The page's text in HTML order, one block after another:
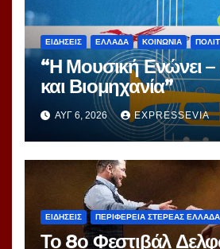
ΕΙΔΗΣΕΙΣ ΕΛΛΑΔΑ ΚΟΙΝΩΝΙΑ
“Η Μουσική Ενώνει
και Βιομηχανία”
ΑΥΓ 6, 2026 EXPRESSEVIA
ΕΙΔΗΣΕΙΣ ΠΕΡΙΦΕΡΕΙΑ ΣΤΕΡΕΑΣ
Το 8ο Φεστιβάλ